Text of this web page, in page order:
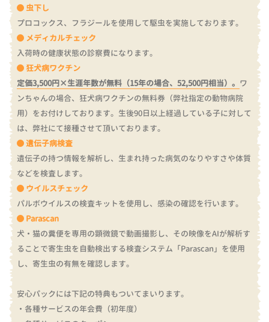
虫下し
プロコックス、フラジールを使用して駆虫を実施しております。
メディカルチェック
入荷時の健康状態の診察費になります。
狂犬病ワクチン
定価3,500円×生涯年数が無料（15年の場合、52,500円相当）。 ワ
ンちゃんの場合、狂犬病ワクチンの無料券（弊社指定の動物病院
用）をお付けしております。 生後90日以上経過している子に対して
は、弊社にて接種させて頂いております。
遺伝子病検査
遺伝子の持つ情報を解析し、生まれ持った病気のなりやすさや体質
などを検査します。
ウイルスチェック
パルボウイルスの検査キットを使用し、感染の確認を行います。
Parascan
犬・猫の糞便を専用の顕微鏡で動画撮影し、その映像をAIが解析す
ることで寄生虫を自動検出する検査システム「Parascan」を使用
し、寄生虫の有無を確認します。
安心パックには下記の特典もついてまいります。
・各種サービスの年会費（初年度）